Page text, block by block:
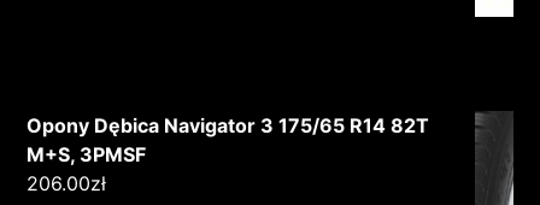
Opony Dębica Navigator 3 175/65 R14 82T
M+S, 3PMSF
206.00zł